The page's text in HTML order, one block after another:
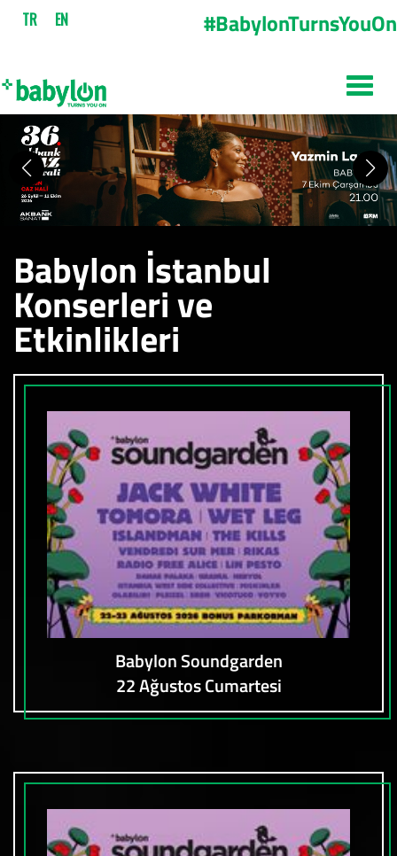
TR EN #BabylonTurnsYouOn
Babylon İstanbul
Konserleri ve
Etkinlikleri
Babylon Soundgarden
22 Ağustos Cumartesi